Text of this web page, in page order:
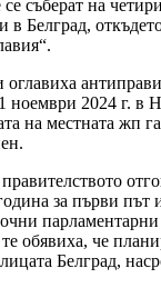
съберат на
в Белград,
оглавиха
ноември 2024 г. в
на местната жп
за първи път
обявиха, че
Белград,